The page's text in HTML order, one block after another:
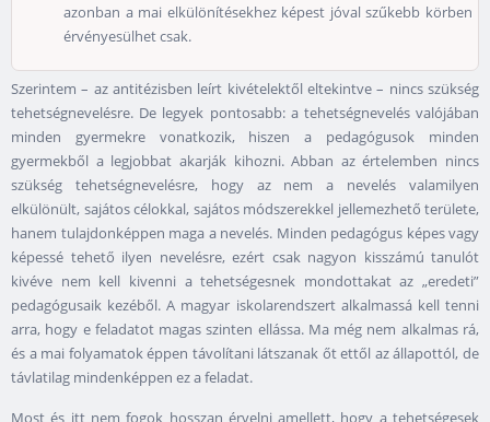
azonban a mai elkülönítésekhez képest jóval szűkebb körben
érvényesülhet csak.
Szerintem – az antitézisben leírt kivételektől eltekintve – nincs szükség
tehetségnevelésre. De legyek pontosabb: a tehetségnevelés valójában
minden gyermekre vonatkozik, hiszen a pedagógusok minden
gyermekből a legjobbat akarják kihozni. Abban az értelemben nincs
szükség tehetségnevelésre, hogy az nem a nevelés valamilyen
elkülönült, sajátos célokkal, sajátos módszerekkel jellemezhető területe,
hanem tulajdonképpen maga a nevelés. Minden pedagógus képes vagy
képessé tehető ilyen nevelésre, ezért csak nagyon kisszámú tanulót
kivéve nem kell kivenni a tehetségesnek mondottakat az „eredeti”
pedagógusaik kezéből. A magyar iskolarendszert alkalmassá kell tenni
arra, hogy e feladatot magas szinten ellássa. Ma még nem alkalmas rá,
és a mai folyamatok éppen távolítani látszanak őt ettől az állapottól, de
távlatilag mindenképpen ez a feladat.